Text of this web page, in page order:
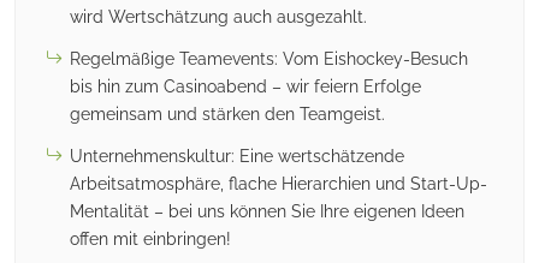
wird Wertschätzung auch ausgezahlt.
Regelmäßige Teamevents: Vom Eishockey-Besuch
bis hin zum Casinoabend – wir feiern Erfolge
gemeinsam und stärken den Teamgeist.
Unternehmenskultur: Eine wertschätzende
Arbeitsatmosphäre, flache Hierarchien und Start-Up-
Mentalität – bei uns können Sie Ihre eigenen Ideen
offen mit einbringen!